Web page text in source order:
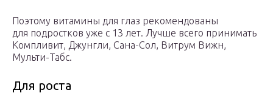
Поэтому витамины для глаз рекомендованы
для подростков уже с 13 лет. Лучше всего принимать
Компливит, Джунгли, Сана-Сол, Витрум Вижн,
Мульти-Табс.
Для роста